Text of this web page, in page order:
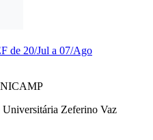
de 20/Jul a 07/Ago
Zeferino Vaz